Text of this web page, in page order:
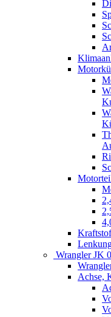
Wrangler JK
Achse,